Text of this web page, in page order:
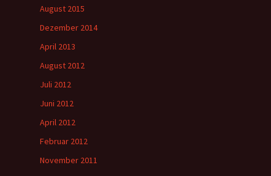
August 2015
Dezember 2014
April 2013
August 2012
Juli 2012
Juni 2012
April 2012
Februar 2012
November 2011